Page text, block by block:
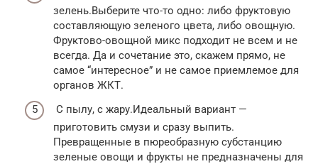
зелень.Выберите что-то одно: либо фруктовую
составляющую зеленого цвета, либо овощную.
Фруктово-овощной микс подходит не всем и не
всегда. Да и сочетание это, скажем прямо, не
самое “интересное” и не самое приемлемое для
органов ЖКТ.
С пылу, с жару.Идеальный вариант —
приготовить смузи и сразу выпить.
Превращенные в пюреобразную субстанцию
зеленые овощи и фрукты не предназначены для